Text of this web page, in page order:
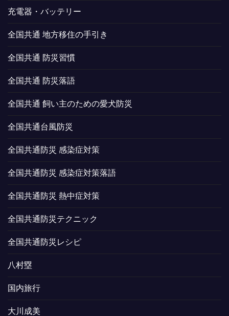
充電器・バッテリー
全国共通 地方移住の手引き
全国共通 防災習慣
全国共通 防災落語
全国共通 飼い主のための愛犬防災
全国共通台風防災
全国共通防災 感染症対策
全国共通防災 感染症対策落語
全国共通防災 熱中症対策
全国共通防災テクニック
全国共通防災レシピ
八村塁
国内旅行
大川成美